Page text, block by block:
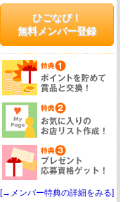
ひごなび！
無料メンバー登録
[→メンバー特典の詳細をみる]